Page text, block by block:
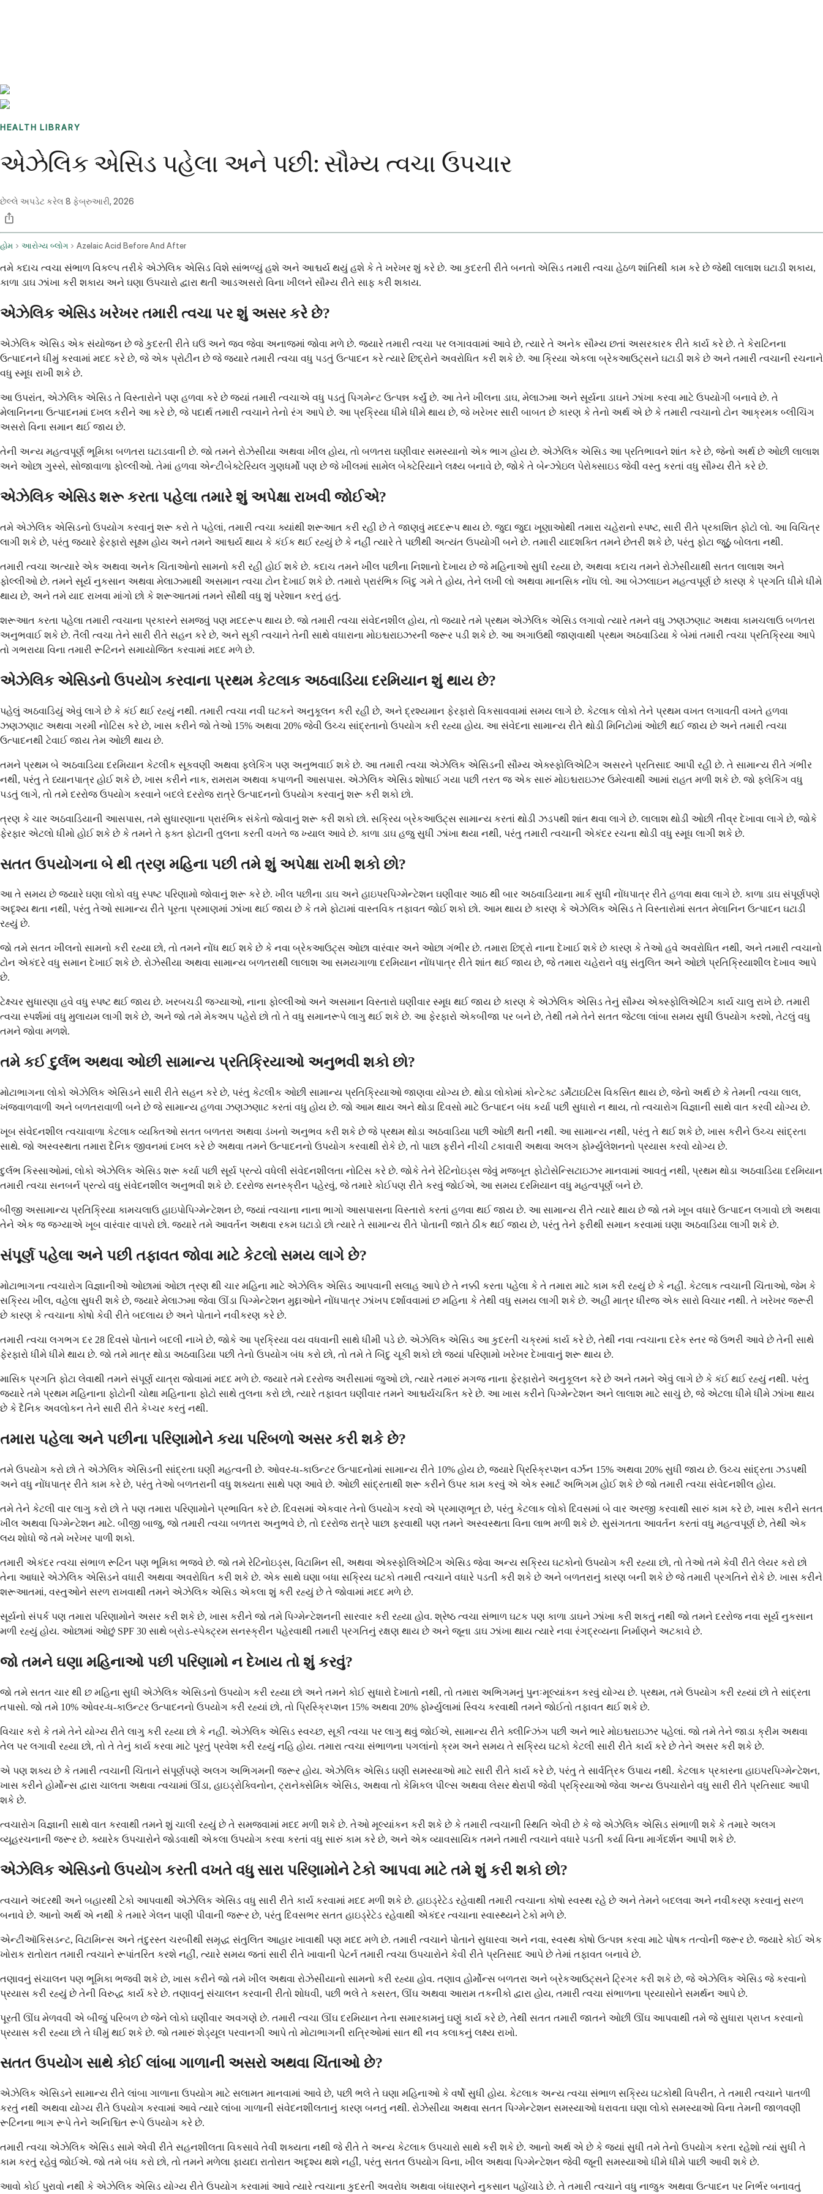
HEALTH LIBRARY
એઝેલિક એસિડ પહેલા અને પછી: સૌમ્ય ત્વચા ઉપચાર
છેલ્લે અપડેટ કરેલ 8 ફેબ્રુઆરી, 2026
હોમ આરોગ્ય બ્લોગ Azelaic Acid Before And After
તમે કદાચ ત્વચા સંભાળ વિકલ્પ તરીકે એઝેલિક એસિડ વિશે સાંભળ્યું હશે અને આશ્ચર્ય થયું હશે કે તે ખરેખર શું કરે છે. આ કુદરતી રીતે બનતો એસિડ તમારી ત્વચા હેઠળ શાંતિથી કામ કરે છે જેથી લાલાશ ઘટાડી શકાય,
કાળા ડાઘ ઝાંખા કરી શકાય અને ઘણા ઉપચારો દ્વારા થતી આડઅસરો વિના ખીલને સૌમ્ય રીતે સાફ કરી શકાય.
એઝેલિક એસિડ ખરેખર તમારી ત્વચા પર શું અસર કરે છે?
એઝેલિક એસિડ એક સંયોજન છે જે કુદરતી રીતે ઘઉં અને જવ જેવા અનાજમાં જોવા મળે છે. જ્યારે તમારી ત્વચા પર લગાવવામાં આવે છે, ત્યારે તે અનેક સૌમ્ય છતાં અસરકારક રીતે કાર્ય કરે છે. તે કેરાટિનના
ઉત્પાદનને ધીમું કરવામાં મદદ કરે છે, જે એક પ્રોટીન છે જે જ્યારે તમારી ત્વચા વધુ પડતું ઉત્પાદન કરે ત્યારે છિદ્રોને અવરોધિત કરી શકે છે. આ ક્રિયા એકલા બ્રેકઆઉટ્સને ઘટાડી શકે છે અને તમારી ત્વચાની રચનાને
વધુ સ્મૂધ રાખી શકે છે.
આ ઉપરાંત, એઝેલિક એસિડ તે વિસ્તારોને પણ હળવા કરે છે જ્યાં તમારી ત્વચાએ વધુ પડતું પિગમેન્ટ ઉત્પન્ન કર્યું છે. આ તેને ખીલના ડાઘ, મેલાઝ્મા અને સૂર્યના ડાઘને ઝાંખા કરવા માટે ઉપયોગી બનાવે છે. તે
મેલાનિનના ઉત્પાદનમાં દખલ કરીને આ કરે છે, જે પદાર્થ તમારી ત્વચાને તેનો રંગ આપે છે. આ પ્રક્રિયા ધીમે ધીમે થાય છે, જે ખરેખર સારી બાબત છે કારણ કે તેનો અર્થ એ છે કે તમારી ત્વચાનો ટોન આક્રમક બ્લીચિંગ
અસરો વિના સમાન થઈ જાય છે.
તેની અન્ય મહત્વપૂર્ણ ભૂમિકા બળતરા ઘટાડવાની છે. જો તમને રોઝેસીયા અથવા ખીલ હોય, તો બળતરા ઘણીવાર સમસ્યાનો એક ભાગ હોય છે. એઝેલિક એસિડ આ પ્રતિભાવને શાંત કરે છે, જેનો અર્થ છે ઓછી લાલાશ
અને ઓછા ગુસ્સે, સોજાવાળા ફોલ્લીઓ. તેમાં હળવા એન્ટીબેક્ટેરિયલ ગુણધર્મો પણ છે જે ખીલમાં સામેલ બેક્ટેરિયાને લક્ષ્ય બનાવે છે, જોકે તે બેન્ઝોઇલ પેરોક્સાઇડ જેવી વસ્તુ કરતાં વધુ સૌમ્ય રીતે કરે છે.
એઝેલિક એસિડ શરૂ કરતા પહેલા તમારે શું અપેક્ષા રાખવી જોઈએ?
તમે એઝેલિક એસિડનો ઉપયોગ કરવાનું શરૂ કરો તે પહેલાં, તમારી ત્વચા ક્યાંથી શરૂઆત કરી રહી છે તે જાણવું મદદરૂપ થાય છે. જુદા જુદા ખૂણાઓથી તમારા ચહેરાનો સ્પષ્ટ, સારી રીતે પ્રકાશિત ફોટો લો. આ વિચિત્ર
લાગી શકે છે, પરંતુ જ્યારે ફેરફારો સૂક્ષ્મ હોય અને તમને આશ્ચર્ય થાય કે કંઈક થઈ રહ્યું છે કે નહીં ત્યારે તે પછીથી અત્યંત ઉપયોગી બને છે. તમારી યાદશક્તિ તમને છેતરી શકે છે, પરંતુ ફોટા જૂઠું બોલતા નથી.
તમારી ત્વચા અત્યારે એક અથવા અનેક ચિંતાઓનો સામનો કરી રહી હોઈ શકે છે. કદાચ તમને ખીલ પછીના નિશાનો દેખાય છે જે મહિનાઓ સુધી રહ્યા છે, અથવા કદાચ તમને રોઝેસીયાથી સતત લાલાશ અને
ફોલ્લીઓ છે. તમને સૂર્ય નુકસાન અથવા મેલાઝ્માથી અસમાન ત્વચા ટોન દેખાઈ શકે છે. તમારો પ્રારંભિક બિંદુ ગમે તે હોય, તેને લખી લો અથવા માનસિક નોંધ લો. આ બેઝલાઇન મહત્વપૂર્ણ છે કારણ કે પ્રગતિ ધીમે ધીમે
થાય છે, અને તમે યાદ રાખવા માંગો છો કે શરૂઆતમાં તમને સૌથી વધુ શું પરેશાન કરતું હતું.
શરૂઆત કરતા પહેલા તમારી ત્વચાના પ્રકારને સમજવું પણ મદદરૂપ થાય છે. જો તમારી ત્વચા સંવેદનશીલ હોય, તો જ્યારે તમે પ્રથમ એઝેલિક એસિડ લગાવો ત્યારે તમને વધુ ઝણઝણાટ અથવા કામચલાઉ બળતરા
અનુભવાઈ શકે છે. તૈલી ત્વચા તેને સારી રીતે સહન કરે છે, અને સૂકી ત્વચાને તેની સાથે વધારાના મોઇશ્ચરાઇઝરની જરૂર પડી શકે છે. આ અગાઉથી જાણવાથી પ્રથમ અઠવાડિયા કે બેમાં તમારી ત્વચા પ્રતિક્રિયા આપે
તો ગભરાયા વિના તમારી રૂટિનને સમાયોજિત કરવામાં મદદ મળે છે.
એઝેલિક એસિડનો ઉપયોગ કરવાના પ્રથમ કેટલાક અઠવાડિયા દરમિયાન શું થાય છે?
પહેલું અઠવાડિયું એવું લાગે છે કે કંઈ થઈ રહ્યું નથી. તમારી ત્વચા નવી ઘટકને અનુકૂલન કરી રહી છે, અને દ્રશ્યમાન ફેરફારો વિકસાવવામાં સમય લાગે છે. કેટલાક લોકો તેને પ્રથમ વખત લગાવતી વખતે હળવા
ઝણઝણાટ અથવા ગરમી નોટિસ કરે છે, ખાસ કરીને જો તેઓ 15% અથવા 20% જેવી ઉચ્ચ સાંદ્રતાનો ઉપયોગ કરી રહ્યા હોય. આ સંવેદના સામાન્ય રીતે થોડી મિનિટોમાં ઓછી થઈ જાય છે અને તમારી ત્વચા
ઉત્પાદનથી ટેવાઈ જાય તેમ ઓછી થાય છે.
તમને પ્રથમ બે અઠવાડિયા દરમિયાન કેટલીક સૂકવણી અથવા ફ્લેકિંગ પણ અનુભવાઈ શકે છે. આ તમારી ત્વચા એઝેલિક એસિડની સૌમ્ય એક્સ્ફોલિએટિંગ અસરને પ્રતિસાદ આપી રહી છે. તે સામાન્ય રીતે ગંભીર
નથી, પરંતુ તે ધ્યાનપાત્ર હોઈ શકે છે, ખાસ કરીને નાક, રામરામ અથવા કપાળની આસપાસ. એઝેલિક એસિડ શોષાઈ ગયા પછી તરત જ એક સારું મોઇશ્ચરાઇઝર ઉમેરવાથી આમાં રાહત મળી શકે છે. જો ફ્લેકિંગ વધુ
પડતું લાગે, તો તમે દરરોજ ઉપયોગ કરવાને બદલે દરરોજ રાત્રે ઉત્પાદનનો ઉપયોગ કરવાનું શરૂ કરી શકો છો.
ત્રણ કે ચાર અઠવાડિયાની આસપાસ, તમે સુધારણાના પ્રારંભિક સંકેતો જોવાનું શરૂ કરી શકો છો. સક્રિય બ્રેકઆઉટ્સ સામાન્ય કરતાં થોડી ઝડપથી શાંત થવા લાગે છે. લાલાશ થોડી ઓછી તીવ્ર દેખાવા લાગે છે, જોકે
ફેરફાર એટલો ધીમો હોઈ શકે છે કે તમને તે ફક્ત ફોટાની તુલના કરતી વખતે જ ખ્યાલ આવે છે. કાળા ડાઘ હજુ સુધી ઝાંખા થયા નથી, પરંતુ તમારી ત્વચાની એકંદર રચના થોડી વધુ સ્મૂધ લાગી શકે છે.
સતત ઉપયોગના બે થી ત્રણ મહિના પછી તમે શું અપેક્ષા રાખી શકો છો?
આ તે સમય છે જ્યારે ઘણા લોકો વધુ સ્પષ્ટ પરિણામો જોવાનું શરૂ કરે છે. ખીલ પછીના ડાઘ અને હાઇપરપિગ્મેન્ટેશન ઘણીવાર આઠ થી બાર અઠવાડિયાના માર્ક સુધી નોંધપાત્ર રીતે હળવા થવા લાગે છે. કાળા ડાઘ સંપૂર્ણપણે
અદૃશ્ય થતા નથી, પરંતુ તેઓ સામાન્ય રીતે પૂરતા પ્રમાણમાં ઝાંખા થઈ જાય છે કે તમે ફોટામાં વાસ્તવિક તફાવત જોઈ શકો છો. આમ થાય છે કારણ કે એઝેલિક એસિડ તે વિસ્તારોમાં સતત મેલાનિન ઉત્પાદન ઘટાડી
રહ્યું છે.
જો તમે સતત ખીલનો સામનો કરી રહ્યા છો, તો તમને નોંધ થઈ શકે છે કે નવા બ્રેકઆઉટ્સ ઓછા વારંવાર અને ઓછા ગંભીર છે. તમારા છિદ્રો નાના દેખાઈ શકે છે કારણ કે તેઓ હવે અવરોધિત નથી, અને તમારી ત્વચાનો
ટોન એકંદરે વધુ સમાન દેખાઈ શકે છે. રોઝેસીયા અથવા સામાન્ય બળતરાથી લાલાશ આ સમયગાળા દરમિયાન નોંધપાત્ર રીતે શાંત થઈ જાય છે, જે તમારા ચહેરાને વધુ સંતુલિત અને ઓછો પ્રતિક્રિયાશીલ દેખાવ આપે
છે.
ટેક્ષ્ચર સુધારણા હવે વધુ સ્પષ્ટ થઈ જાય છે. ખરબચડી જગ્યાઓ, નાના ફોલ્લીઓ અને અસમાન વિસ્તારો ઘણીવાર સ્મૂધ થઈ જાય છે કારણ કે એઝેલિક એસિડ તેનું સૌમ્ય એક્સ્ફોલિએટિંગ કાર્ય ચાલુ રાખે છે. તમારી
ત્વચા સ્પર્શમાં વધુ મુલાયમ લાગી શકે છે, અને જો તમે મેકઅપ પહેરો છો તો તે વધુ સમાનરૂપે લાગુ થઈ શકે છે. આ ફેરફારો એકબીજા પર બને છે, તેથી તમે તેને સતત જેટલા લાંબા સમય સુધી ઉપયોગ કરશો, તેટલું વધુ
તમને જોવા મળશે.
તમે કઈ દુર્લભ અથવા ઓછી સામાન્ય પ્રતિક્રિયાઓ અનુભવી શકો છો?
મોટાભાગના લોકો એઝેલિક એસિડને સારી રીતે સહન કરે છે, પરંતુ કેટલીક ઓછી સામાન્ય પ્રતિક્રિયાઓ જાણવા યોગ્ય છે. થોડા લોકોમાં કોન્ટેક્ટ ડર્મેટાઇટિસ વિકસિત થાય છે, જેનો અર્થ છે કે તેમની ત્વચા લાલ,
ખંજવાળવાળી અને બળતરાવાળી બને છે જે સામાન્ય હળવા ઝણઝણાટ કરતાં વધુ હોય છે. જો આમ થાય અને થોડા દિવસો માટે ઉત્પાદન બંધ કર્યા પછી સુધારો ન થાય, તો ત્વચારોગ વિજ્ઞાની સાથે વાત કરવી યોગ્ય છે.
ખૂબ સંવેદનશીલ ત્વચાવાળા કેટલાક વ્યક્તિઓ સતત બળતરા અથવા ડંખનો અનુભવ કરી શકે છે જે પ્રથમ થોડા અઠવાડિયા પછી ઓછી થતી નથી. આ સામાન્ય નથી, પરંતુ તે થઈ શકે છે, ખાસ કરીને ઉચ્ચ સાંદ્રતા
સાથે. જો અસ્વસ્થતા તમારા દૈનિક જીવનમાં દખલ કરે છે અથવા તમને ઉત્પાદનનો ઉપયોગ કરવાથી રોકે છે, તો પાછા ફરીને નીચી ટકાવારી અથવા અલગ ફોર્મ્યુલેશનનો પ્રયાસ કરવો યોગ્ય છે.
દુર્લભ કિસ્સાઓમાં, લોકો એઝેલિક એસિડ શરૂ કર્યા પછી સૂર્ય પ્રત્યે વધેલી સંવેદનશીલતા નોટિસ કરે છે. જોકે તેને રેટિનોઇડ્સ જેવું મજબૂત ફોટોસેન્સિટાઇઝર માનવામાં આવતું નથી, પ્રથમ થોડા અઠવાડિયા દરમિયાન
તમારી ત્વચા સનબર્ન પ્રત્યે વધુ સંવેદનશીલ અનુભવી શકે છે. દરરોજ સનસ્ક્રીન પહેરવું, જે તમારે કોઈપણ રીતે કરવું જોઈએ, આ સમય દરમિયાન વધુ મહત્વપૂર્ણ બને છે.
બીજી અસામાન્ય પ્રતિક્રિયા કામચલાઉ હાઇપોપિગ્મેન્ટેશન છે, જ્યાં ત્વચાના નાના ભાગો આસપાસના વિસ્તારો કરતાં હળવા થઈ જાય છે. આ સામાન્ય રીતે ત્યારે થાય છે જો તમે ખૂબ વધારે ઉત્પાદન લગાવો છો અથવા
તેને એક જ જગ્યાએ ખૂબ વારંવાર વાપરો છો. જ્યારે તમે આવર્તન અથવા રકમ ઘટાડો છો ત્યારે તે સામાન્ય રીતે પોતાની જાતે ઠીક થઈ જાય છે, પરંતુ તેને ફરીથી સમાન કરવામાં ઘણા અઠવાડિયા લાગી શકે છે.
સંપૂર્ણ પહેલા અને પછી તફાવત જોવા માટે કેટલો સમય લાગે છે?
મોટાભાગના ત્વચારોગ વિજ્ઞાનીઓ ઓછામાં ઓછા ત્રણ થી ચાર મહિના માટે એઝેલિક એસિડ આપવાની સલાહ આપે છે તે નક્કી કરતા પહેલા કે તે તમારા માટે કામ કરી રહ્યું છે કે નહીં. કેટલાક ત્વચાની ચિંતાઓ, જેમ કે
સક્રિય ખીલ, વહેલા સુધરી શકે છે, જ્યારે મેલાઝ્મા જેવા ઊંડા પિગ્મેન્ટેશન મુદ્દાઓને નોંધપાત્ર ઝાંખપ દર્શાવવામાં છ મહિના કે તેથી વધુ સમય લાગી શકે છે. અહીં માત્ર ધીરજ એક સારો વિચાર નથી. તે ખરેખર જરૂરી
છે કારણ કે ત્વચાના કોષો કેવી રીતે બદલાય છે અને પોતાને નવીકરણ કરે છે.
તમારી ત્વચા લગભગ દર 28 દિવસે પોતાને બદલી નાખે છે, જોકે આ પ્રક્રિયા વય વધવાની સાથે ધીમી પડે છે. એઝેલિક એસિડ આ કુદરતી ચક્રમાં કાર્ય કરે છે, તેથી નવા ત્વચાના દરેક સ્તર જે ઉભરી આવે છે તેની સાથે
ફેરફારો ધીમે ધીમે થાય છે. જો તમે માત્ર થોડા અઠવાડિયા પછી તેનો ઉપયોગ બંધ કરો છો, તો તમે તે બિંદુ ચૂકી શકો છો જ્યાં પરિણામો ખરેખર દેખાવાનું શરૂ થાય છે.
માસિક પ્રગતિ ફોટા લેવાથી તમને સંપૂર્ણ યાત્રા જોવામાં મદદ મળે છે. જ્યારે તમે દરરોજ અરીસામાં જુઓ છો, ત્યારે તમારું મગજ નાના ફેરફારોને અનુકૂલન કરે છે અને તમને એવું લાગે છે કે કંઈ થઈ રહ્યું નથી. પરંતુ
જ્યારે તમે પ્રથમ મહિનાના ફોટોની ચોથા મહિનાના ફોટો સાથે તુલના કરો છો, ત્યારે તફાવત ઘણીવાર તમને આશ્ચર્યચકિત કરે છે. આ ખાસ કરીને પિગ્મેન્ટેશન અને લાલાશ માટે સાચું છે, જે એટલા ધીમે ધીમે ઝાંખા થાય
છે કે દૈનિક અવલોકન તેને સારી રીતે કેપ્ચર કરતું નથી.
તમારા પહેલા અને પછીના પરિણામોને કયા પરિબળો અસર કરી શકે છે?
તમે ઉપયોગ કરો છો તે એઝેલિક એસિડની સાંદ્રતા ઘણી મહત્વની છે. ઓવર-ધ-કાઉન્ટર ઉત્પાદનોમાં સામાન્ય રીતે 10% હોય છે, જ્યારે પ્રિસ્ક્રિપ્શન વર્ઝન 15% અથવા 20% સુધી જાય છે. ઉચ્ચ સાંદ્રતા ઝડપથી
અને વધુ નોંધપાત્ર રીતે કામ કરે છે, પરંતુ તેઓ બળતરાની વધુ શક્યતા સાથે પણ આવે છે. ઓછી સાંદ્રતાથી શરૂ કરીને ઉપર કામ કરવું એ એક સ્માર્ટ અભિગમ હોઈ શકે છે જો તમારી ત્વચા સંવેદનશીલ હોય.
તમે તેને કેટલી વાર લાગુ કરો છો તે પણ તમારા પરિણામોને પ્રભાવિત કરે છે. દિવસમાં એકવાર તેનો ઉપયોગ કરવો એ પ્રમાણભૂત છે, પરંતુ કેટલાક લોકો દિવસમાં બે વાર અરજી કરવાથી સારું કામ કરે છે, ખાસ કરીને સતત
ખીલ અથવા પિગ્મેન્ટેશન માટે. બીજી બાજુ, જો તમારી ત્વચા બળતરા અનુભવે છે, તો દરરોજ રાત્રે પાછા ફરવાથી પણ તમને અસ્વસ્થતા વિના લાભ મળી શકે છે. સુસંગતતા આવર્તન કરતાં વધુ મહત્વપૂર્ણ છે, તેથી એક
લય શોધો જે તમે ખરેખર પાળી શકો.
તમારી એકંદર ત્વચા સંભાળ રૂટિન પણ ભૂમિકા ભજવે છે. જો તમે રેટિનોઇડ્સ, વિટામિન સી, અથવા એક્સ્ફોલિએટિંગ એસિડ જેવા અન્ય સક્રિય ઘટકોનો ઉપયોગ કરી રહ્યા છો, તો તેઓ તમે કેવી રીતે લેયર કરો છો
તેના આધારે એઝેલિક એસિડને વધારી અથવા અવરોધિત કરી શકે છે. એક સાથે ઘણા બધા સક્રિય ઘટકો તમારી ત્વચાને વધારે પડતી કરી શકે છે અને બળતરાનું કારણ બની શકે છે જે તમારી પ્રગતિને રોકે છે. ખાસ કરીને
શરૂઆતમાં, વસ્તુઓને સરળ રાખવાથી તમને એઝેલિક એસિડ એકલા શું કરી રહ્યું છે તે જોવામાં મદદ મળે છે.
સૂર્યનો સંપર્ક પણ તમારા પરિણામોને અસર કરી શકે છે, ખાસ કરીને જો તમે પિગ્મેન્ટેશનની સારવાર કરી રહ્યા હોવ. શ્રેષ્ઠ ત્વચા સંભાળ ઘટક પણ કાળા ડાઘને ઝાંખા કરી શકતું નથી જો તમને દરરોજ નવા સૂર્ય નુકસાન
મળી રહ્યું હોય. ઓછામાં ઓછું SPF 30 સાથે બ્રોડ-સ્પેક્ટ્રમ સનસ્ક્રીન પહેરવાથી તમારી પ્રગતિનું રક્ષણ થાય છે અને જૂના ડાઘ ઝાંખા થાય ત્યારે નવા રંગદ્રવ્યના નિર્માણને અટકાવે છે.
જો તમને ઘણા મહિનાઓ પછી પરિણામો ન દેખાય તો શું કરવું?
જો તમે સતત ચાર થી છ મહિના સુધી એઝેલિક એસિડનો ઉપયોગ કરી રહ્યા છો અને તમને કોઈ સુધારો દેખાતો નથી, તો તમારા અભિગમનું પુનઃમૂલ્યાંકન કરવું યોગ્ય છે. પ્રથમ, તમે ઉપયોગ કરી રહ્યાં છો તે સાંદ્રતા
તપાસો. જો તમે 10% ઓવર-ધ-કાઉન્ટર ઉત્પાદનનો ઉપયોગ કરી રહ્યાં છો, તો પ્રિસ્ક્રિપ્શન 15% અથવા 20% ફોર્મ્યુલામાં સ્વિચ કરવાથી તમને જોઈતો તફાવત થઈ શકે છે.
વિચાર કરો કે તમે તેને યોગ્ય રીતે લાગુ કરી રહ્યા છો કે નહીં. એઝેલિક એસિડ સ્વચ્છ, સૂકી ત્વચા પર લાગુ થવું જોઈએ, સામાન્ય રીતે ક્લીન્ઝિંગ પછી અને ભારે મોઇશ્ચરાઇઝર પહેલાં. જો તમે તેને જાડા ક્રીમ અથવા
તેલ પર લગાવી રહ્યા છો, તો તે તેનું કાર્ય કરવા માટે પૂરતું પ્રવેશ કરી રહ્યું નહિ હોય. તમારા ત્વચા સંભાળના પગલાંનો ક્રમ અને સમય તે સક્રિય ઘટકો કેટલી સારી રીતે કાર્ય કરે છે તેને અસર કરી શકે છે.
એ પણ શક્ય છે કે તમારી ત્વચાની ચિંતાને સંપૂર્ણપણે અલગ અભિગમની જરૂર હોય. એઝેલિક એસિડ ઘણી સમસ્યાઓ માટે સારી રીતે કાર્ય કરે છે, પરંતુ તે સાર્વત્રિક ઉપાય નથી. કેટલાક પ્રકારના હાઇપરપિગ્મેન્ટેશન,
ખાસ કરીને હોર્મોન્સ દ્વારા ચાલતા અથવા ત્વચામાં ઊંડા, હાઇડ્રોક્વિનોન, ટ્રાનેક્સેમિક એસિડ, અથવા તો કેમિકલ પીલ્સ અથવા લેસર થેરાપી જેવી પ્રક્રિયાઓ જેવા અન્ય ઉપચારોને વધુ સારી રીતે પ્રતિસાદ આપી
શકે છે.
ત્વચારોગ વિજ્ઞાની સાથે વાત કરવાથી તમને શું ચાલી રહ્યું છે તે સમજવામાં મદદ મળી શકે છે. તેઓ મૂલ્યાંકન કરી શકે છે કે તમારી ત્વચાની સ્થિતિ એવી છે કે જે એઝેલિક એસિડ સંભાળી શકે કે તમારે અલગ
વ્યૂહરચનાની જરૂર છે. ક્યારેક ઉપચારોને જોડવાથી એકલા ઉપયોગ કરવા કરતાં વધુ સારું કામ કરે છે, અને એક વ્યાવસાયિક તમને તમારી ત્વચાને વધારે પડતી કર્યા વિના માર્ગદર્શન આપી શકે છે.
એઝેલિક એસિડનો ઉપયોગ કરતી વખતે વધુ સારા પરિણામોને ટેકો આપવા માટે તમે શું કરી શકો છો?
ત્વચાને અંદરથી અને બહારથી ટેકો આપવાથી એઝેલિક એસિડ વધુ સારી રીતે કાર્ય કરવામાં મદદ મળી શકે છે. હાઇડ્રેટેડ રહેવાથી તમારી ત્વચાના કોષો સ્વસ્થ રહે છે અને તેમને બદલવા અને નવીકરણ કરવાનું સરળ
બનાવે છે. આનો અર્થ એ નથી કે તમારે ગેલન પાણી પીવાની જરૂર છે, પરંતુ દિવસભર સતત હાઇડ્રેટેડ રહેવાથી એકંદર ત્વચાના સ્વાસ્થ્યને ટેકો મળે છે.
એન્ટીઑકિસડન્ટ, વિટામિન્સ અને તંદુરસ્ત ચરબીથી સમૃદ્ધ સંતુલિત આહાર ખાવાથી પણ મદદ મળે છે. તમારી ત્વચાને પોતાને સુધારવા અને નવા, સ્વસ્થ કોષો ઉત્પન્ન કરવા માટે પોષક તત્વોની જરૂર છે. જ્યારે કોઈ એક
ખોરાક રાતોરાત તમારી ત્વચાને રૂપાંતરિત કરશે નહીં, ત્યારે સમય જતાં સારી રીતે ખાવાની પેટર્ન તમારી ત્વચા ઉપચારોને કેવી રીતે પ્રતિસાદ આપે છે તેમાં તફાવત બનાવે છે.
તણાવનું સંચાલન પણ ભૂમિકા ભજવી શકે છે, ખાસ કરીને જો તમે ખીલ અથવા રોઝેસીયાનો સામનો કરી રહ્યા હોવ. તણાવ હોર્મોન્સ બળતરા અને બ્રેકઆઉટ્સને ટ્રિગર કરી શકે છે, જે એઝેલિક એસિડ જે કરવાનો
પ્રયાસ કરી રહ્યું છે તેની વિરુદ્ધ કાર્ય કરે છે. તણાવનું સંચાલન કરવાની રીતો શોધવી, પછી ભલે તે કસરત, ઊંઘ અથવા આરામ તકનીકો દ્વારા હોય, તમારી ત્વચા સંભાળના પ્રયાસોને સમર્થન આપે છે.
પૂરતી ઊંઘ મેળવવી એ બીજું પરિબળ છે જેને લોકો ઘણીવાર અવગણે છે. તમારી ત્વચા ઊંઘ દરમિયાન તેના સમારકામનું ઘણું કાર્ય કરે છે, તેથી સતત તમારી જાતને ઓછી ઊંઘ આપવાથી તમે જે સુધારા પ્રાપ્ત કરવાનો
પ્રયાસ કરી રહ્યા છો તે ધીમું થઈ શકે છે. જો તમારું શેડ્યૂલ પરવાનગી આપે તો મોટાભાગની રાત્રિઓમાં સાત થી નવ કલાકનું લક્ષ્ય રાખો.
સતત ઉપયોગ સાથે કોઈ લાંબા ગાળાની અસરો અથવા ચિંતાઓ છે?
એઝેલિક એસિડને સામાન્ય રીતે લાંબા ગાળાના ઉપયોગ માટે સલામત માનવામાં આવે છે, પછી ભલે તે ઘણા મહિનાઓ કે વર્ષો સુધી હોય. કેટલાક અન્ય ત્વચા સંભાળ સક્રિય ઘટકોથી વિપરીત, તે તમારી ત્વચાને પાતળી
કરતું નથી અથવા યોગ્ય રીતે ઉપયોગ કરવામાં આવે ત્યારે લાંબા ગાળાની સંવેદનશીલતાનું કારણ બનતું નથી. રોઝેસીયા અથવા સતત પિગ્મેન્ટેશન સમસ્યાઓ ધરાવતા ઘણા લોકો સમસ્યાઓ વિના તેમની જાળવણી
રૂટિનના ભાગ રૂપે તેને અનિશ્ચિત રૂપે ઉપયોગ કરે છે.
તમારી ત્વચા એઝેલિક એસિડ સામે એવી રીતે સહનશીલતા વિકસાવે તેવી શક્યતા નથી જે રીતે તે અન્ય કેટલાક ઉપચારો સાથે કરી શકે છે. આનો અર્થ એ છે કે જ્યાં સુધી તમે તેનો ઉપયોગ કરતા રહેશો ત્યાં સુધી તે
કામ કરતું રહેવું જોઈએ. જો તમે બંધ કરો છો, તો તમને મળેલા ફાયદા રાતોરાત અદૃશ્ય થશે નહીં, પરંતુ સતત ઉપયોગ વિના, ખીલ અથવા પિગ્મેન્ટેશન જેવી જૂની સમસ્યાઓ ધીમે ધીમે પાછી આવી શકે છે.
આવો કોઈ પુરાવો નથી કે એઝેલિક એસિડ યોગ્ય રીતે ઉપયોગ કરવામાં આવે ત્યારે ત્વચાના કુદરતી અવરોધ અથવા બંધારણને નુકસાન પહોંચાડે છે. તે તમારી ત્વચાને વધુ નાજુક અથવા ઉત્પાદન પર નિર્ભર બનાવતું